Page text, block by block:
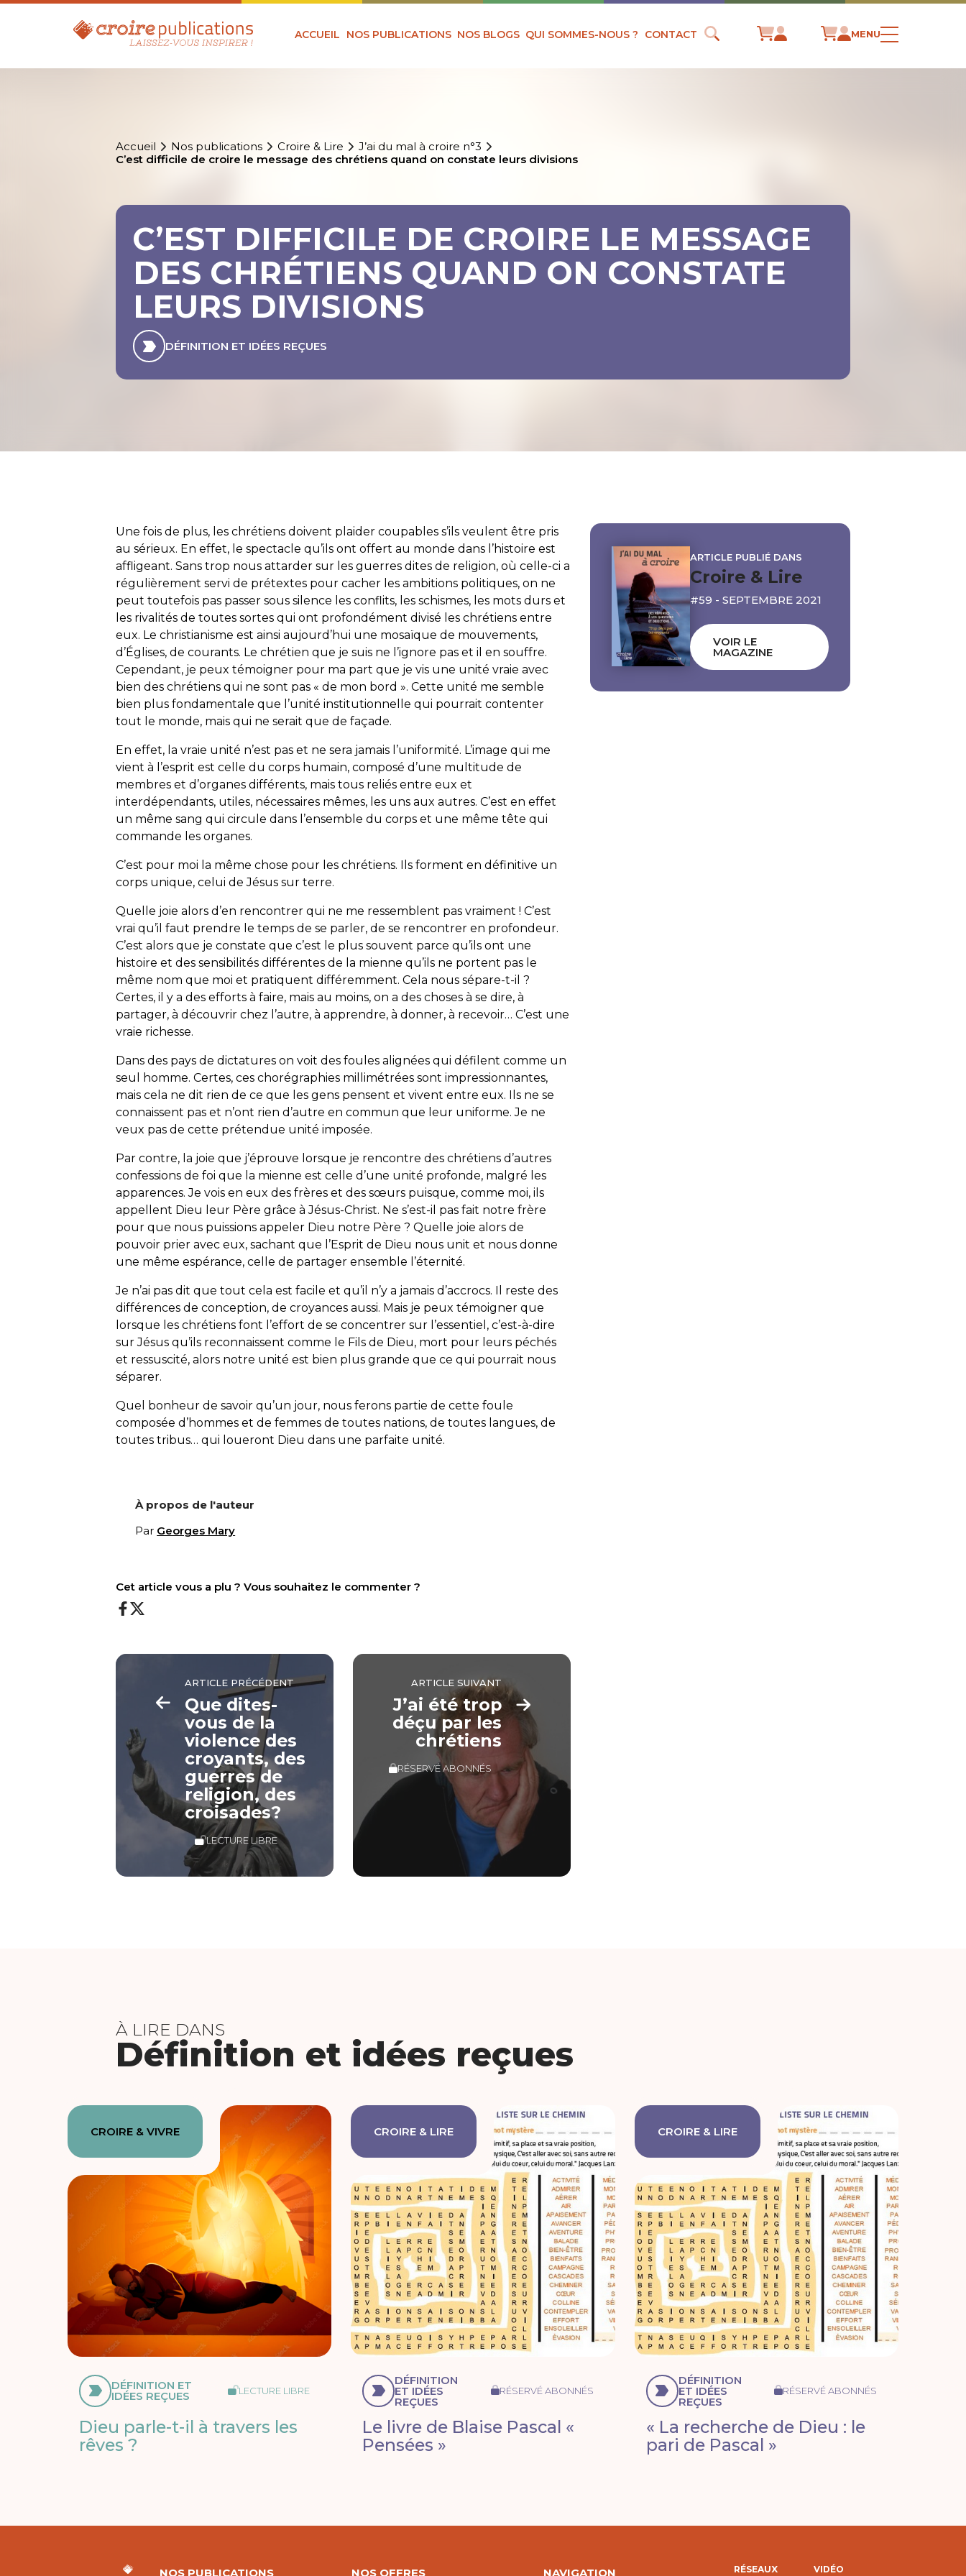
ACCUEIL NOS PUBLICATIONS NOS BLOGS QUI SOMMES-NOUS ? CONTACT MENU
Accueil Nos publications Croire & Lire
J’ai du mal à croire n°3
C’est difficile de croire le message des chrétiens quand on constate leurs divisions
C’EST DIFFICILE DE CROIRE LE MESSAGE
DES CHRÉTIENS QUAND ON CONSTATE
LEURS DIVISIONS
DÉFINITION ET IDÉES REÇUES
Une fois de plus, les chrétiens doivent plaider coupables s’ils veulent être pris
au sérieux. En effet, le spectacle qu’ils ont offert au monde dans l’histoire est
affligeant. Sans trop nous attarder sur les guerres dites de religion, où celle-ci a
régulièrement servi de prétextes pour cacher les ambitions politiques, on ne
peut toutefois pas passer sous silence les conflits, les schismes, les mots durs et
les rivalités de toutes sortes qui ont profondément divisé les chrétiens entre
eux. Le christianisme est ainsi aujourd’hui une mosaïque de mouvements,
d’Églises, de courants. Le chrétien que je suis ne l’ignore pas et il en souffre.
Cependant, je peux témoigner pour ma part que je vis une unité vraie avec
bien des chrétiens qui ne sont pas « de mon bord ». Cette unité me semble
bien plus fondamentale que l’unité institutionnelle qui pourrait contenter
tout le monde, mais qui ne serait que de façade.
En effet, la vraie unité n’est pas et ne sera jamais l’uniformité. L’image qui me
vient à l’esprit est celle du corps humain, composé d’une multitude de
membres et d’organes différents, mais tous reliés entre eux et
interdépendants, utiles, nécessaires mêmes, les uns aux autres. C’est en effet
un même sang qui circule dans l’ensemble du corps et une même tête qui
commande les organes.
C’est pour moi la même chose pour les chrétiens. Ils forment en définitive un
corps unique, celui de Jésus sur terre.
Quelle joie alors d’en rencontrer qui ne me ressemblent pas vraiment ! C’est
vrai qu’il faut prendre le temps de se parler, de se rencontrer en profondeur.
C’est alors que je constate que c’est le plus souvent parce qu’ils ont une
histoire et des sensibilités différentes de la mienne qu’ils ne portent pas le
même nom que moi et pratiquent différemment. Cela nous sépare-t-il ?
Certes, il y a des efforts à faire, mais au moins, on a des choses à se dire, à
partager, à découvrir chez l’autre, à apprendre, à donner, à recevoir… C’est une
vraie richesse.
Dans des pays de dictatures on voit des foules alignées qui défilent comme un
seul homme. Certes, ces chorégraphies millimétrées sont impressionnantes,
mais cela ne dit rien de ce que les gens pensent et vivent entre eux. Ils ne se
connaissent pas et n’ont rien d’autre en commun que leur uniforme. Je ne
veux pas de cette prétendue unité imposée.
Par contre, la joie que j’éprouve lorsque je rencontre des chrétiens d’autres
confessions de foi que la mienne est celle d’une unité profonde, malgré les
apparences. Je vois en eux des frères et des sœurs puisque, comme moi, ils
appellent Dieu leur Père grâce à Jésus-Christ. Ne s’est-il pas fait notre frère
pour que nous puissions appeler Dieu notre Père ? Quelle joie alors de
pouvoir prier avec eux, sachant que l’Esprit de Dieu nous unit et nous donne
une même espérance, celle de partager ensemble l’éternité.
Je n’ai pas dit que tout cela est facile et qu’il n’y a jamais d’accrocs. Il reste des
différences de conception, de croyances aussi. Mais je peux témoigner que
lorsque les chrétiens font l’effort de se concentrer sur l’essentiel, c’est-à-dire
sur Jésus qu’ils reconnaissent comme le Fils de Dieu, mort pour leurs péchés
et ressuscité, alors notre unité est bien plus grande que ce qui pourrait nous
séparer.
Quel bonheur de savoir qu’un jour, nous ferons partie de cette foule
composée d’hommes et de femmes de toutes nations, de toutes langues, de
toutes tribus… qui loueront Dieu dans une parfaite unité.
À propos de l'auteur
Par Georges Mary
Cet article vous a plu ? Vous souhaitez le commenter ?
ARTICLE PRÉCÉDENT
Que dites-
vous de la
violence des
croyants, des
guerres de
religion, des
croisades?
LECTURE LIBRE
ARTICLE SUIVANT
J’ai été trop
déçu par les
chrétiens
RÉSERVÉ ABONNÉS
ARTICLE PUBLIÉ DANS
Croire & Lire
#59 - SEPTEMBRE 2021
VOIR LE
MAGAZINE
À LIRE DANS
Définition et idées reçues
CROIRE & VIVRE
DÉFINITION ET
IDÉES REÇUES LECTURE LIBRE
Dieu parle-t-il à travers les
rêves ?
CROIRE & LIRE
DÉFINITION
ET IDÉES
REÇUES
RÉSERVÉ ABONNÉS
Le livre de Blaise Pascal «
Pensées »
CROIRE & LIRE
DÉFINITION
ET IDÉES
REÇUES
RÉSERVÉ ABONNÉS
« La recherche de Dieu : le
pari de Pascal »
NOS PUBLICATIONS NOS OFFRES NAVIGATION RÉSEAUX VIDÉO